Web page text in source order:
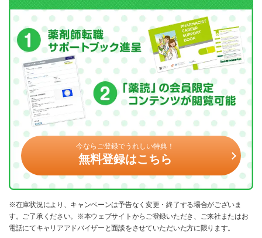
今ならご登録でうれしい特典！
無料登録はこちら
※在庫状況により、キャンペーンは予告なく変更・終了する場合がございま
す。ご了承ください。※本ウェブサイトからご登録いただき、ご来社またはお
電話にてキャリアアドバイザーと面談をさせていただいた方に限ります。